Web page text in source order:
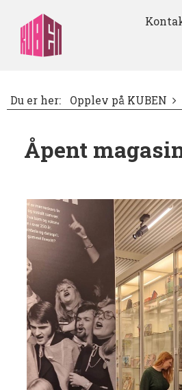
Du er her: Opplev på KUBEN
Åpent